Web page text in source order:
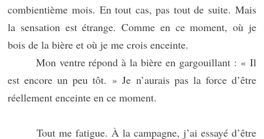
combientième mois. En tout cas, pas tout de suite. Mais
la sensation est étrange. Comme en ce moment, où je
bois de la bière et où je me crois enceinte.
Mon ventre répond à la bière en gargouillant : « Il
est encore un peu tôt. » Je n’aurais pas la force d’être
réellement enceinte en ce moment.
Tout me fatigue. À la campagne, j’ai essayé d’être